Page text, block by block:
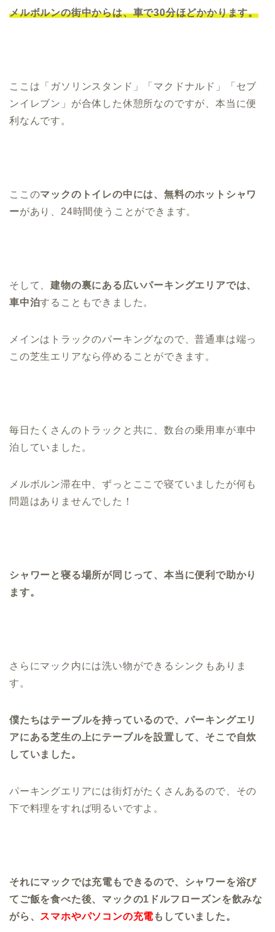
メルボルンの街中からは、車で30分ほどかかります。
ここは「ガソリンスタンド」「マクドナルド」「セブ
ンイレブン」が合体した休憩所なのですが、本当に便
利なんです。
ここのマックのトイレの中には、無料のホットシャワ
ーがあり、24時間使うことができます。
そして、建物の裏にある広いパーキングエリアでは、
車中泊することもできました。
メインはトラックのパーキングなので、普通車は端っ
この芝生エリアなら停めることができます。
毎日たくさんのトラックと共に、数台の乗用車が車中
泊していました。
メルボルン滞在中、ずっとここで寝ていましたが何も
問題はありませんでした！
シャワーと寝る場所が同じって、本当に便利で助かり
ます。
さらにマック内には洗い物ができるシンクもありま
す。
僕たちはテーブルを持っているので、パーキングエリ
アにある芝生の上にテーブルを設置して、そこで自炊
していました。
パーキングエリアには街灯がたくさんあるので、その
下で料理をすれば明るいですよ。
それにマックでは充電もできるので、シャワーを浴び
てご飯を食べた後、マックの1ドルフローズンを飲みな
がら、 スマホやパソコンの充電もしていました。